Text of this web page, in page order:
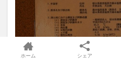
ホーム シェア